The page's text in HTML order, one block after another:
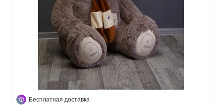
Бесплатная доставка